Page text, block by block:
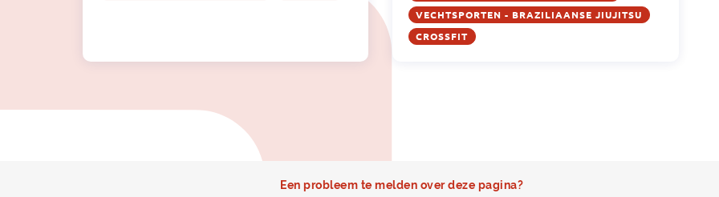
VECHTSPORTEN - BRAZILIAANSE JIUJITSU
CROSSFIT
Een probleem te melden over deze pagina?